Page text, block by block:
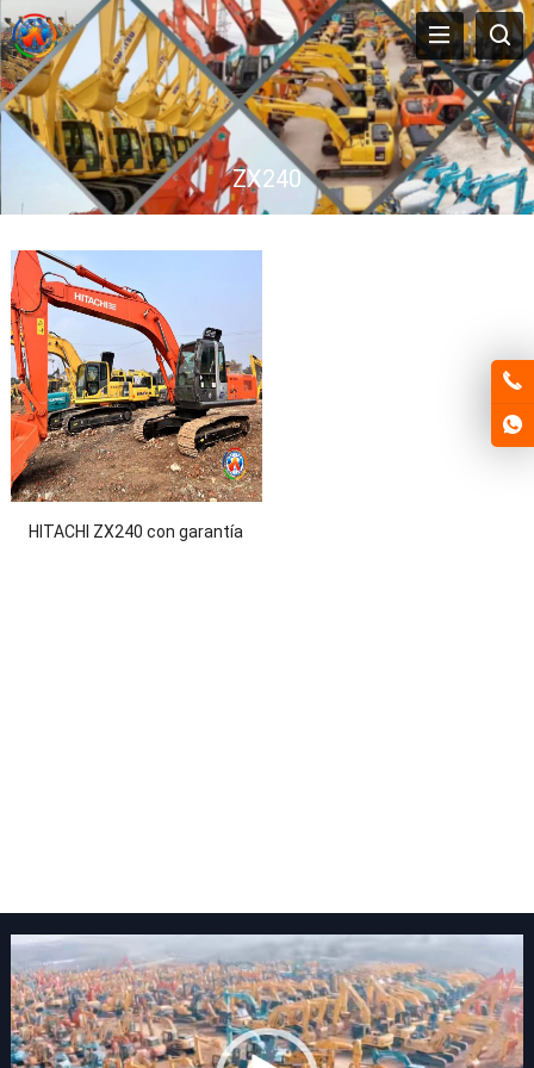
ZX240
HITACHI ZX240 con garantía